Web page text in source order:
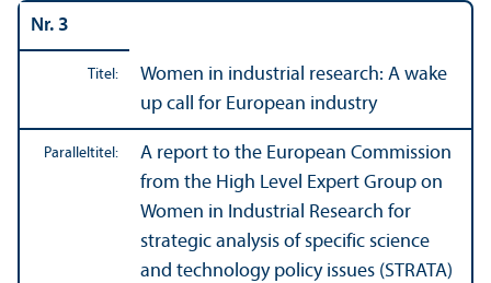
Nr. 3
Titel:
Women in industrial research: A wake
up call for European industry
Paralleltitel:
A report to the European Commission
from the High Level Expert Group on
Women in Industrial Research for
strategic analysis of specific science
and technology policy issues (STRATA)